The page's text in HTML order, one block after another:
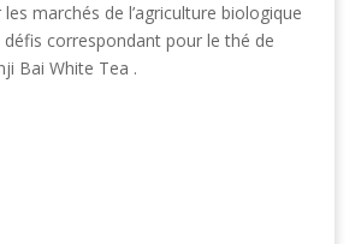
marchés de l’agriculture biologique
défis correspondant pour le thé de
Bai White Tea .